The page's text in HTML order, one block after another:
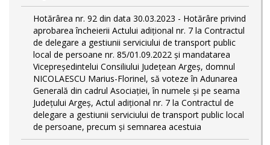
Hotărârea nr. 92 din data 30.03.2023 - Hotărâre privind
aprobarea încheierii Actului adițional nr. 7 la Contractul
de delegare a gestiunii serviciului de transport public
local de persoane nr. 85/01.09.2022 și mandatarea
Vicepreședintelui Consiliului Județean Argeș, domnul
NICOLAESCU Marius-Florinel, să voteze în Adunarea
Generală din cadrul Asociației, în numele și pe seama
Județului Argeș, Actul adițional nr. 7 la Contractul de
delegare a gestiunii serviciului de transport public local
de persoane, precum și semnarea acestuia